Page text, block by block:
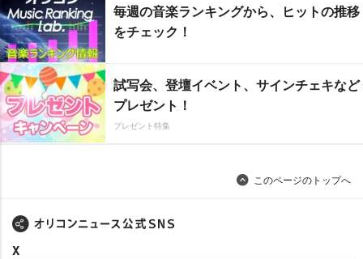
毎週の音楽ランキングから、ヒットの推移
をチェック！
試写会、登壇イベント、サインチェキなど
プレゼント！
プレゼント特集
このページのトップへ
X